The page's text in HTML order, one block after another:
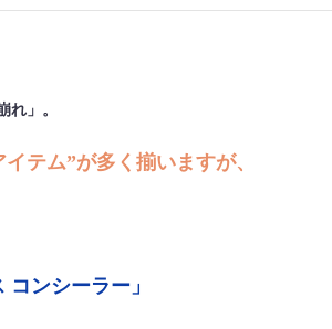
れ」。
テム”が多く揃いますが、
コンシーラー」